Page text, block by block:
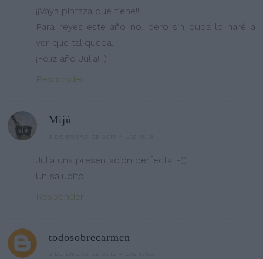
¡¡Vaya pintaza que tiene!!
Para reyes este año no, pero sin duda lo haré a
ver qué tal queda...
¡Feliz año Julia! :)
Responder
Mijú
Julia una presentación perfecta :-))
Un saludito
Responder
todosobrecarmen